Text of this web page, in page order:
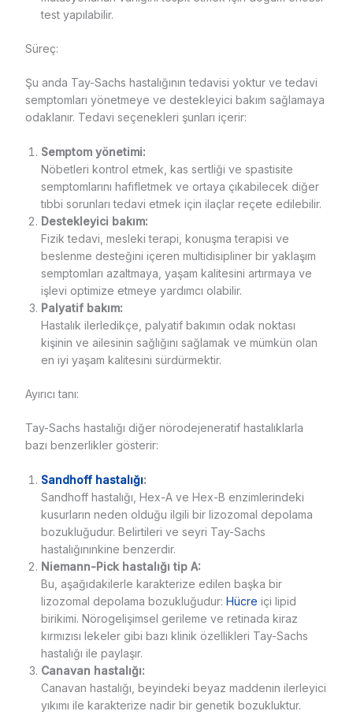
test yapılabilir.
Süreç:
Şu anda Tay-Sachs hastalığının tedavisi yoktur ve tedavi
semptomları yönetmeye ve destekleyici bakım sağlamaya
odaklanır. Tedavi seçenekleri şunları içerir:
Semptom yönetimi:
Nöbetleri kontrol etmek, kas sertliği ve spastisite
semptomlarını hafifletmek ve ortaya çıkabilecek diğer
tıbbi sorunları tedavi etmek için ilaçlar reçete edilebilir.
Destekleyici bakım:
Fizik tedavi, mesleki terapi, konuşma terapisi ve
beslenme desteğini içeren multidisipliner bir yaklaşım
semptomları azaltmaya, yaşam kalitesini artırmaya ve
işlevi optimize etmeye yardımcı olabilir.
Palyatif bakım:
Hastalık ilerledikçe, palyatif bakımın odak noktası
kişinin ve ailesinin sağlığını sağlamak ve mümkün olan
en iyi yaşam kalitesini sürdürmektir.
Ayırıcı tanı:
Tay-Sachs hastalığı diğer nörodejeneratif hastalıklarla
bazı benzerlikler gösterir:
Sandhoff hastalığı:
Sandhoff hastalığı, Hex-A ve Hex-B enzimlerindeki
kusurların neden olduğu ilgili bir lizozomal depolama
bozukluğudur. Belirtileri ve seyri Tay-Sachs
hastalığınınkine benzerdir.
Niemann-Pick hastalığı tip A:
Bu, aşağıdakilerle karakterize edilen başka bir
lizozomal depolama bozukluğudur: Hücre içi lipid
birikimi. Nörogelişimsel gerileme ve retinada kiraz
kırmızısı lekeler gibi bazı klinik özellikleri Tay-Sachs
hastalığı ile paylaşır.
Canavan hastalığı:
Canavan hastalığı, beyindeki beyaz maddenin ilerleyici
yıkımı ile karakterize nadir bir genetik bozukluktur.